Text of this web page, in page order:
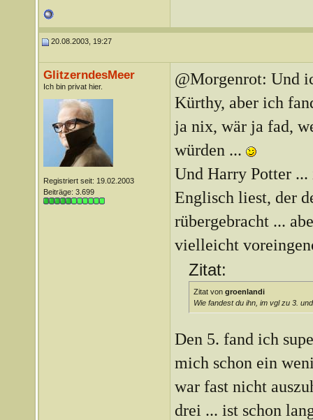
20.08.2003, 19:27
GlitzerndesMeer
Ich bin privat hier.
Registriert seit: 19.02.2003
Beiträge: 3.699
@Morgenrot: Und
Kürthy, aber ich
ja nix, wär ja fad,
würden ...
Und Harry Potter
Englisch liest, der
rübergebracht ...
vielleicht
Zitat:
Zitat von groenlandi
Wie fandest du ihn, im vgl zu 3.
Den 5. fand ich
mich schon ein
war fast nicht
drei ... ist schon